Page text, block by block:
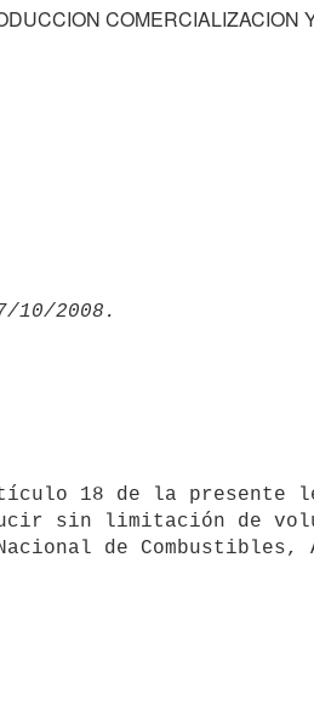
COMERCIALIZACION
sin limitación de
de Combustibles,